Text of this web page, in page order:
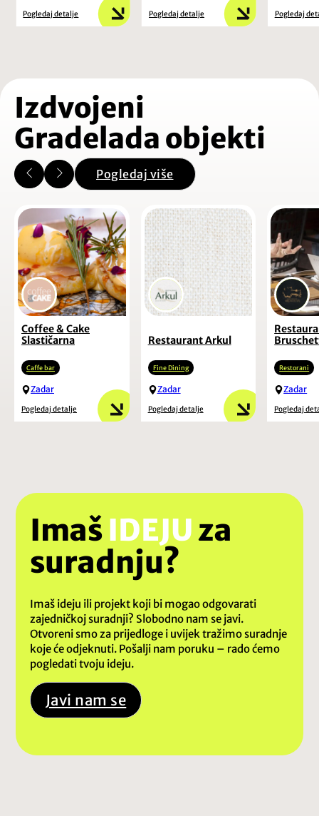
Pogledaj detalje Pogledaj detalje Pogledaj
Izdvojeni
Gradelada objekti
Pogledaj više
Coffee & Cake
Slastičarna
Caffe bar
Zadar
Pogledaj detalje
Restaurant Arkul
Fine Dining
Zadar
Pogledaj detalje
Restorani
Zadar
Pogledaj
ImašIDEJUza
suradnju?
Imaš ideju ili projekt koji bi mogao odgovarati
zajedničkoj suradnji? Slobodno nam se javi.
Otvoreni smo za prijedloge i uvijek tražimo suradnje
koje će odjeknuti. Pošalji nam poruku – rado ćemo
pogledati tvoju ideju.
Javi nam se